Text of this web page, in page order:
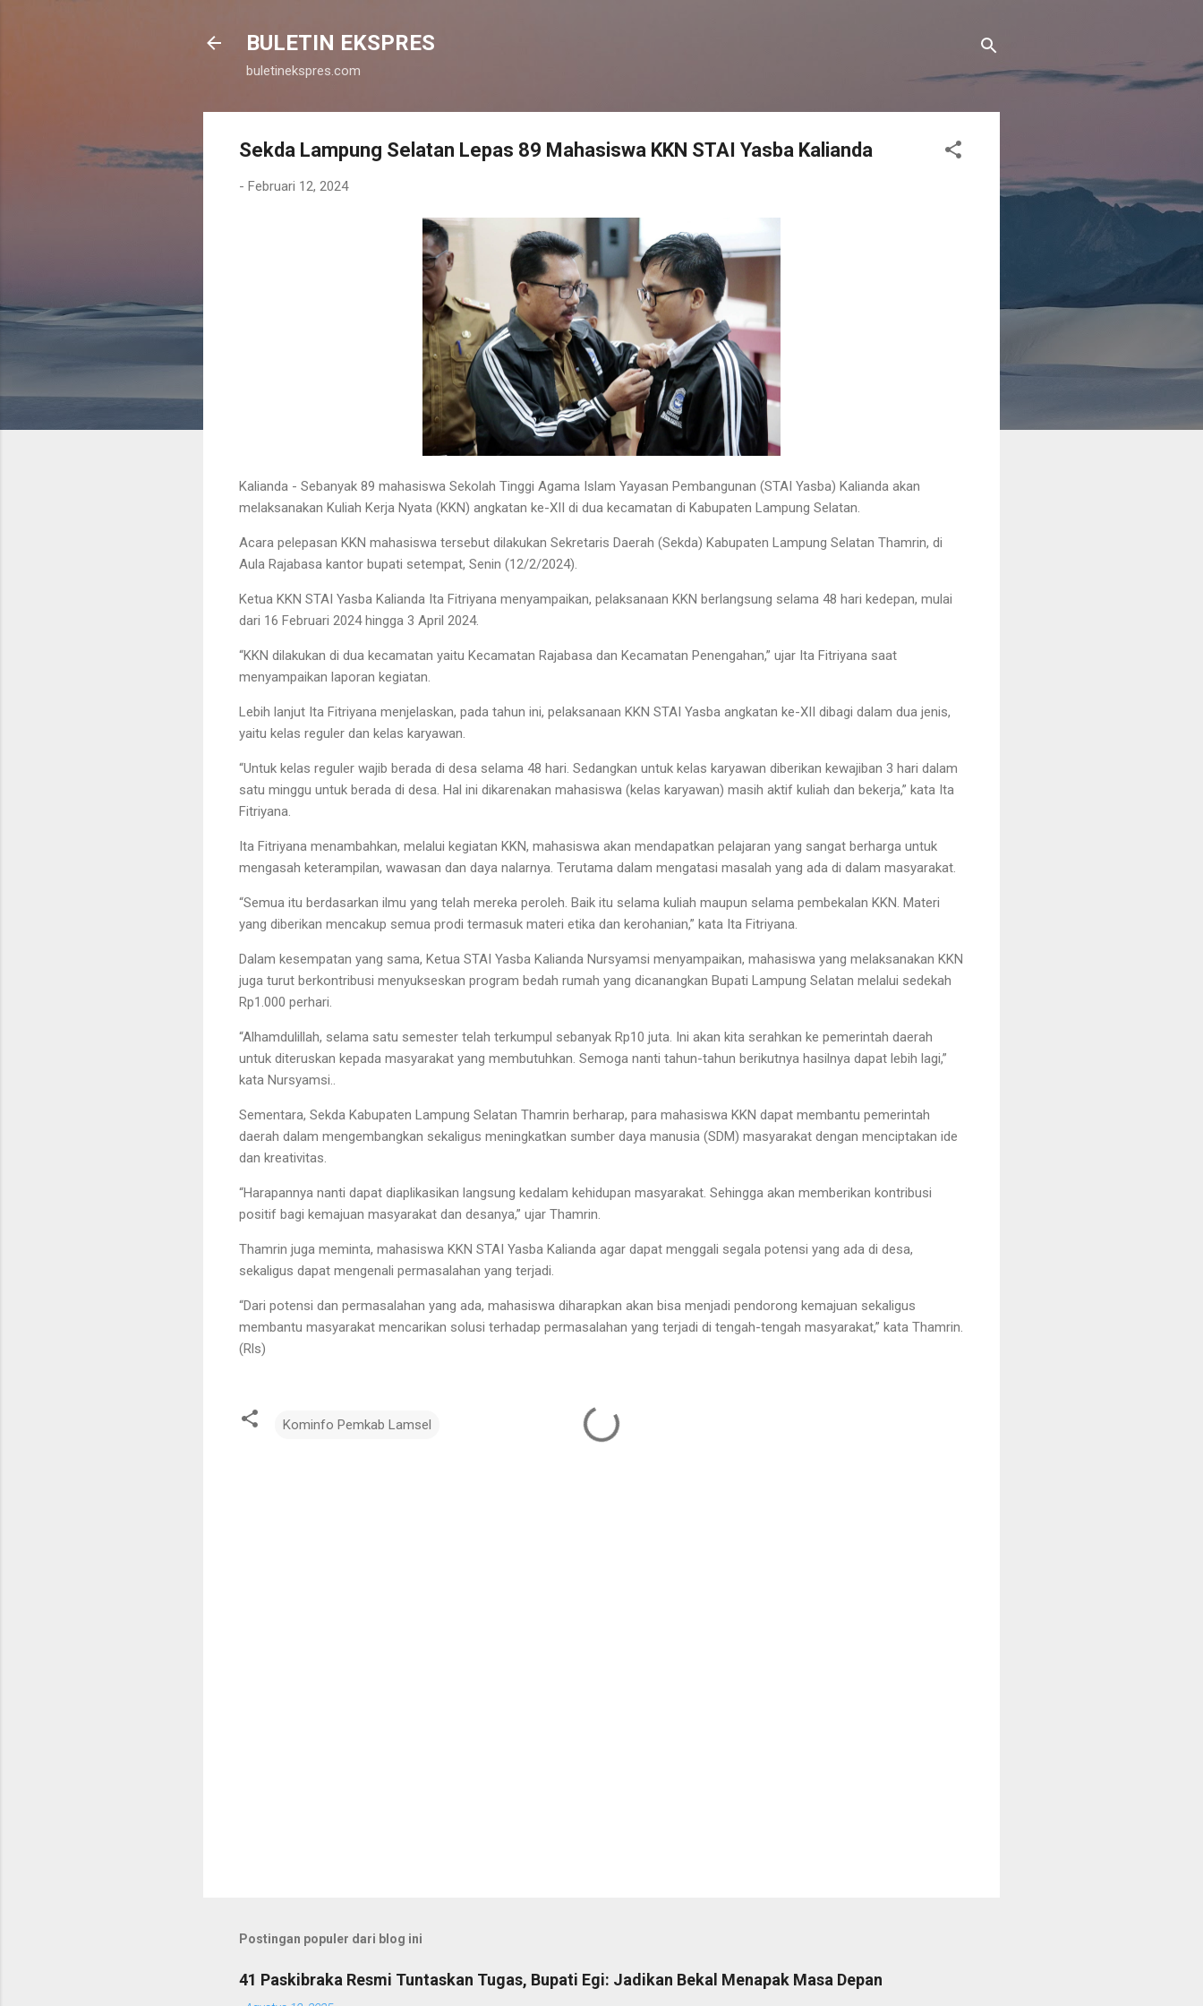
BULETIN EKSPRES
buletinekspres.com
Sekda Lampung Selatan Lepas 89 Mahasiswa KKN STAI Yasba Kalianda
- Februari 12, 2024
Kalianda - Sebanyak 89 mahasiswa Sekolah Tinggi Agama Islam Yayasan Pembangunan (STAI Yasba) Kalianda akan
melaksanakan Kuliah Kerja Nyata (KKN) angkatan ke-XII di dua kecamatan di Kabupaten Lampung Selatan.
Acara pelepasan KKN mahasiswa tersebut dilakukan Sekretaris Daerah (Sekda) Kabupaten Lampung Selatan Thamrin, di
Aula Rajabasa kantor bupati setempat, Senin (12/2/2024).
Ketua KKN STAI Yasba Kalianda Ita Fitriyana menyampaikan, pelaksanaan KKN berlangsung selama 48 hari kedepan, mulai
dari 16 Februari 2024 hingga 3 April 2024.
“KKN dilakukan di dua kecamatan yaitu Kecamatan Rajabasa dan Kecamatan Penengahan,” ujar Ita Fitriyana saat
menyampaikan laporan kegiatan.
Lebih lanjut Ita Fitriyana menjelaskan, pada tahun ini, pelaksanaan KKN STAI Yasba angkatan ke-XII dibagi dalam dua jenis,
yaitu kelas reguler dan kelas karyawan.
“Untuk kelas reguler wajib berada di desa selama 48 hari. Sedangkan untuk kelas karyawan diberikan kewajiban 3 hari dalam
satu minggu untuk berada di desa. Hal ini dikarenakan mahasiswa (kelas karyawan) masih aktif kuliah dan bekerja,” kata Ita
Fitriyana.
Ita Fitriyana menambahkan, melalui kegiatan KKN, mahasiswa akan mendapatkan pelajaran yang sangat berharga untuk
mengasah keterampilan, wawasan dan daya nalarnya. Terutama dalam mengatasi masalah yang ada di dalam masyarakat.
“Semua itu berdasarkan ilmu yang telah mereka peroleh. Baik itu selama kuliah maupun selama pembekalan KKN. Materi
yang diberikan mencakup semua prodi termasuk materi etika dan kerohanian,” kata Ita Fitriyana.
Dalam kesempatan yang sama, Ketua STAI Yasba Kalianda Nursyamsi menyampaikan, mahasiswa yang melaksanakan KKN
juga turut berkontribusi menyukseskan program bedah rumah yang dicanangkan Bupati Lampung Selatan melalui sedekah
Rp1.000 perhari.
“Alhamdulillah, selama satu semester telah terkumpul sebanyak Rp10 juta. Ini akan kita serahkan ke pemerintah daerah
untuk diteruskan kepada masyarakat yang membutuhkan. Semoga nanti tahun-tahun berikutnya hasilnya dapat lebih lagi,”
kata Nursyamsi..
Sementara, Sekda Kabupaten Lampung Selatan Thamrin berharap, para mahasiswa KKN dapat membantu pemerintah
daerah dalam mengembangkan sekaligus meningkatkan sumber daya manusia (SDM) masyarakat dengan menciptakan ide
dan kreativitas.
“Harapannya nanti dapat diaplikasikan langsung kedalam kehidupan masyarakat. Sehingga akan memberikan kontribusi
positif bagi kemajuan masyarakat dan desanya,” ujar Thamrin.
Thamrin juga meminta, mahasiswa KKN STAI Yasba Kalianda agar dapat menggali segala potensi yang ada di desa,
sekaligus dapat mengenali permasalahan yang terjadi.
“Dari potensi dan permasalahan yang ada, mahasiswa diharapkan akan bisa menjadi pendorong kemajuan sekaligus
membantu masyarakat mencarikan solusi terhadap permasalahan yang terjadi di tengah-tengah masyarakat,” kata Thamrin.
(Rls)
Kominfo Pemkab Lamsel
Postingan populer dari blog ini
41 Paskibraka Resmi Tuntaskan Tugas, Bupati Egi: Jadikan Bekal Menapak Masa Depan